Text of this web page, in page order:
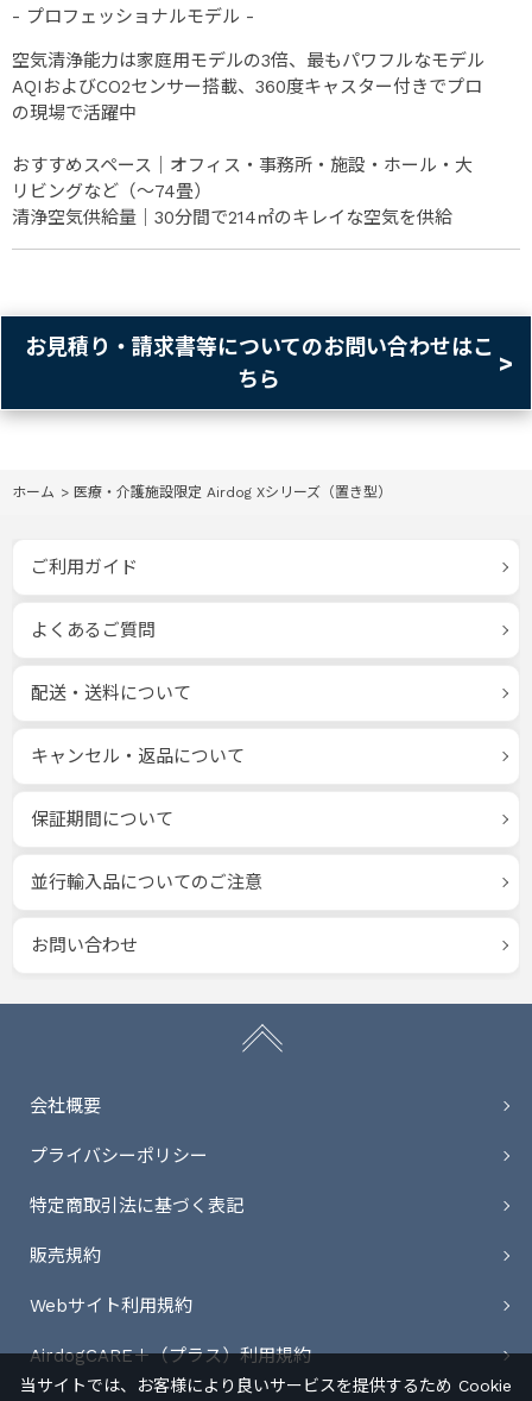
- プロフェッショナルモデル -
空気清浄能力は家庭用モデルの3倍、最もパワフルなモデル
AQIおよびCO2センサー搭載、360度キャスター付きでプロ
の現場で活躍中
おすすめスペース｜オフィス・事務所・施設・ホール・大
リビングなど（～74畳）
清浄空気供給量｜30分間で214㎡のキレイな空気を供給
お見積り・請求書等についてのお問い合わせはこ
ちら
ホーム > 医療・介護施設限定 Airdog Xシリーズ（置き型）
ご利用ガイド
よくあるご質問
配送・送料について
キャンセル・返品について
保証期間について
並行輸入品についてのご注意
お問い合わせ
会社概要
プライバシーポリシー
特定商取引法に基づく表記
販売規約
Webサイト利用規約
AirdogCARE＋（プラス）利用規約
当サイトでは、お客様により良いサービスを提供するため Cookie